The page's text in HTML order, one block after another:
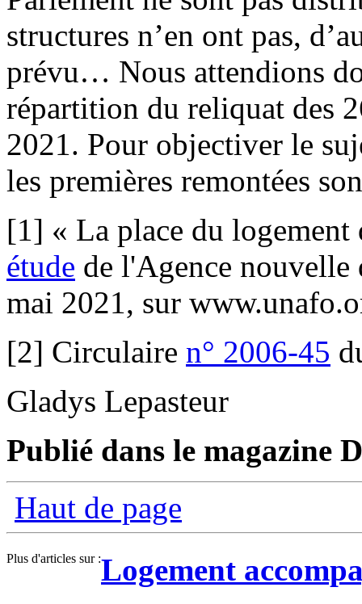
structures n’en ont pas,
prévu… Nous attendions
répartition du reliquat des
2021. Pour objectiver le
les premières remontées
[1] « La place du logement
étude de l'Agence nouvelle
mai 2021, sur
[2] Circulaire n° 2006-45
Gladys Lepasteur
Publié dans le magazine
Haut de page
Plus d'articles sur :Logement